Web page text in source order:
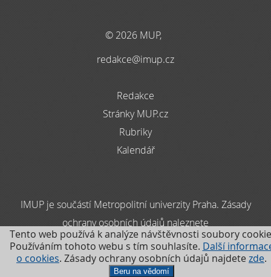
© 2026 MUP,
redakce@imup.cz
Redakce
Stránky MUP.cz
Rubriky
Kalendář
IMUP je součástí Metropolitní univerzity Praha. Zásady
ochrany osobních údajů naleznete
zde
.
Tento web používá k analýze návštěvnosti soubory
Používáním tohoto webu s tím souhlasíte. Další
o cookies. Zásady ochrany osobních údajů najdetezde.
Beru na vědomí